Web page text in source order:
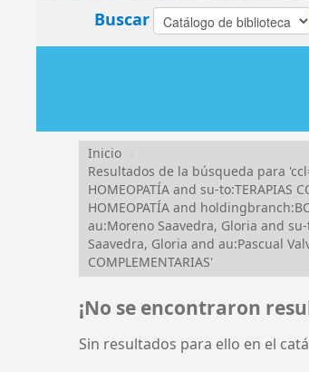
Buscar
Inicio
Resultados de la búsqueda para
HOMEOPATÍA and su-to:TERAPIAS
HOMEOPATÍA and
au:Moreno Saavedra, Gloria and
Saavedra, Gloria and au:Pascual
COMPLEMENTARIAS'
¡No se encontraron
Sin resultados para ello en el